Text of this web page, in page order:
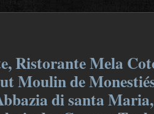
Ristorante Mela
Moulin de
di santa